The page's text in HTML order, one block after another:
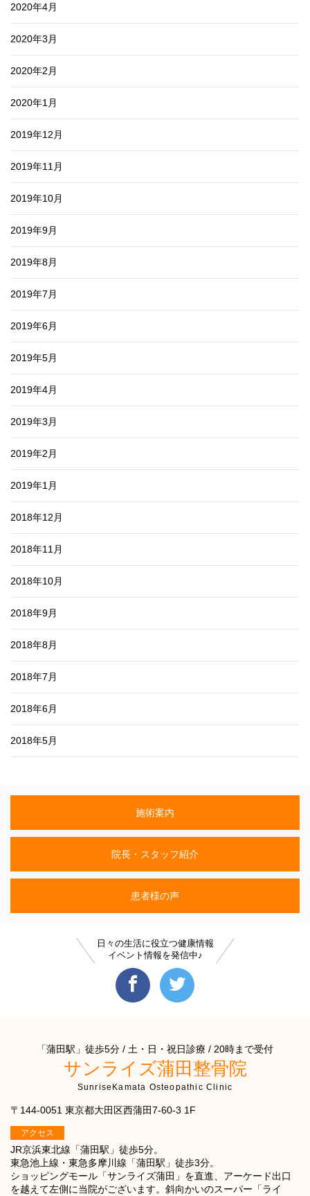
2020年4月
2020年3月
2020年2月
2020年1月
2019年12月
2019年11月
2019年10月
2019年9月
2019年8月
2019年7月
2019年6月
2019年5月
2019年4月
2019年3月
2019年2月
2019年1月
2018年12月
2018年11月
2018年10月
2018年9月
2018年8月
2018年7月
2018年6月
2018年5月
施術案内
院長・スタッフ紹介
患者様の声
日々の生活に役立つ健康情報
イベント情報を発信中♪
「蒲田駅」徒歩5分 / 土・日・祝日診療 / 20時まで受付
サンライズ蒲田整骨院
SunriseKamata Osteopathic Clinic
〒144-0051 東京都大田区西蒲田7-60-3 1F
アクセス
JR京浜東北線「蒲田駅」徒歩5分。
東急池上線・東急多摩川線「蒲田駅」徒歩3分。
ショッピングモール「サンライズ蒲田」を直進、アーケード出口
を越えて左側に当院がございます。斜向かいのスーパー「ライ